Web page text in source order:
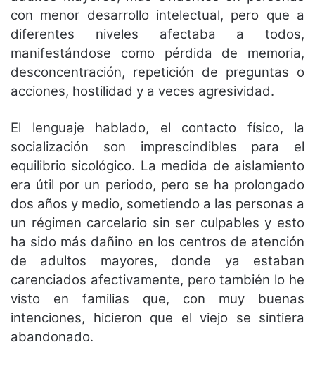
con menor desarrollo intelectual, pero que a
diferentes niveles afectaba a todos,
manifestándose como pérdida de memoria,
desconcentración, repetición de preguntas o
acciones, hostilidad y a veces agresividad.
El lenguaje hablado, el contacto físico, la
socialización son imprescindibles para el
equilibrio sicológico. La medida de aislamiento
era útil por un periodo, pero se ha prolongado
dos años y medio, sometiendo a las personas a
un régimen carcelario sin ser culpables y esto
ha sido más dañino en los centros de atención
de adultos mayores, donde ya estaban
carenciados afectivamente, pero también lo he
visto en familias que, con muy buenas
intenciones, hicieron que el viejo se sintiera
abandonado.